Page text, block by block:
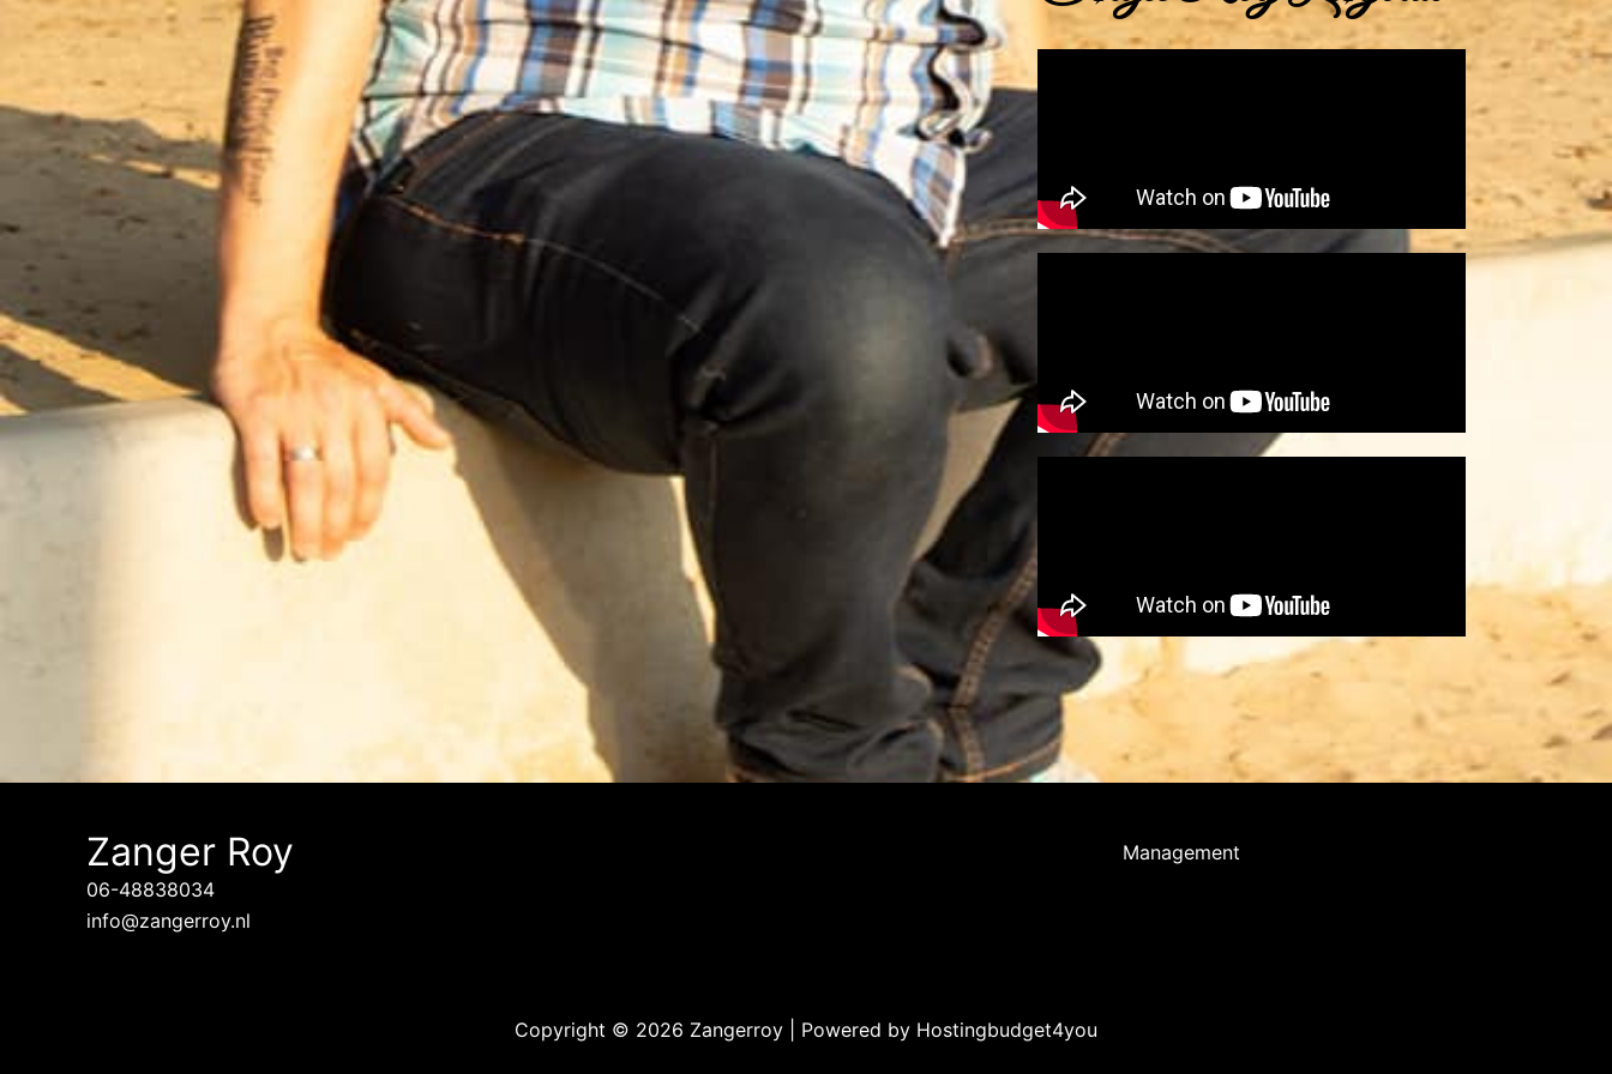
Zanger Roy
06-48838034
info@zangerroy.nl
Management
Copyright © 2026 Zangerroy | Powered by Hostingbudget4you